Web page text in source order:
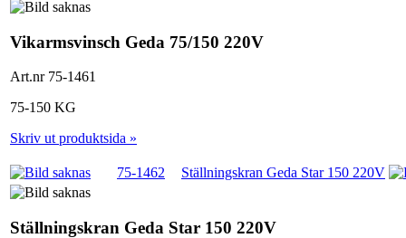
Vikarmsvinsch Geda 75/150 220V
Art.nr 75-1461
75-150 KG
Skriv ut produktsida »
75-1462 Ställningskran Geda Star 150 220V
Ställningskran Geda Star 150 220V